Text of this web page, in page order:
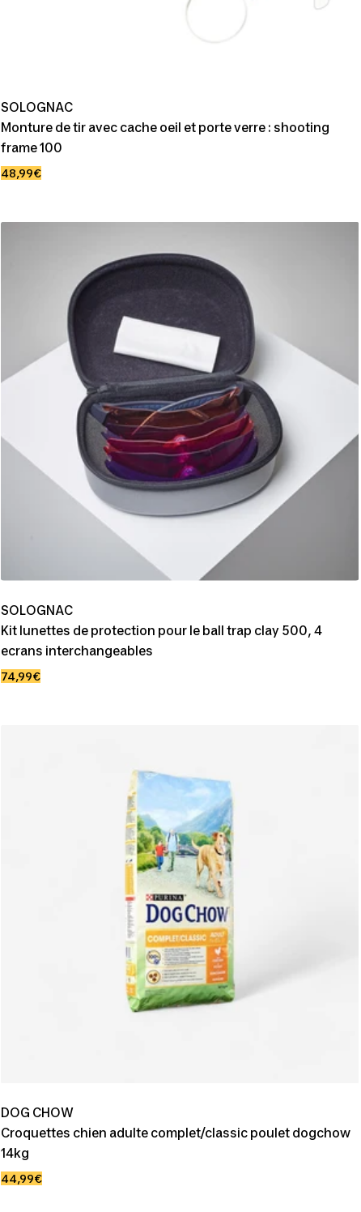
SOLOGNAC
Monture de tir avec cache oeil et porte verre : shooting
frame 100
Prix
48,99€
SOLOGNAC
Kit lunettes de protection pour le ball trap clay 500, 4
ecrans interchangeables
Prix
74,99€
DOG CHOW
Croquettes chien adulte complet/classic poulet dogchow
14kg
Prix
44,99€